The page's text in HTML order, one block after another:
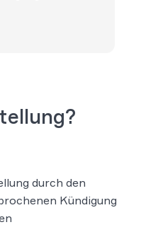
durch den
Kündigung